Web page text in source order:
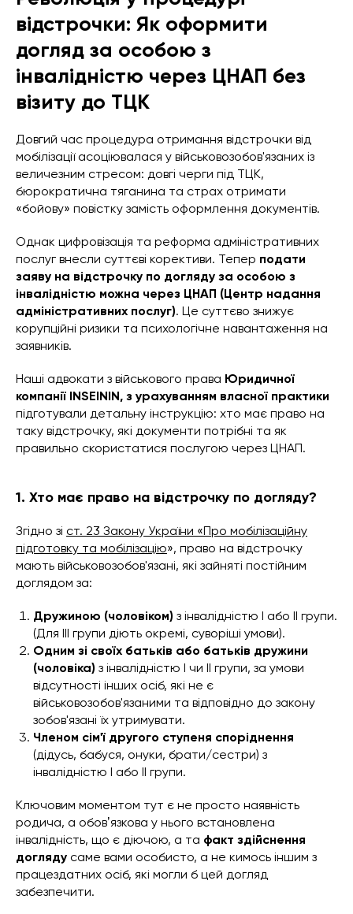
відстрочки: Як оформити
догляд за особою з
інвалідністю через ЦНАП без
візиту до ТЦК
Довгий час процедура отримання відстрочки від
мобілізації асоціювалася у військовозобов'язаних із
величезним стресом: довгі черги під ТЦК,
бюрократична тяганина та страх отримати
«бойову» повістку замість оформлення документів.
Однак цифровізація та реформа адміністративних
послуг внесли суттєві корективи. Тепер подати
заяву на відстрочку по догляду за особою з
інвалідністю можна через ЦНАП (Центр надання
адміністративних послуг). Це суттєво знижує
корупційні ризики та психологічне навантаження на
заявників.
Наші адвокати з військового права Юридичної
компанії INSEININ, з урахуванням власної практики
підготували детальну інструкцію: хто має право на
таку відстрочку, які документи потрібні та як
правильно скористатися послугою через ЦНАП.
1. Хто має право на відстрочку по догляду?
Згідно зі ст. 23 Закону України «Про мобілізаційну
підготовку та мобілізацію», право на відстрочку
мають військовозобов'язані, які зайняті постійним
доглядом за:
Дружиною (чоловіком) з інвалідністю I або II групи.
(Для III групи діють окремі, суворіші умови).
Одним зі своїх батьків або батьків дружини
(чоловіка) з інвалідністю I чи II групи, за умови
відсутності інших осіб, які не є
військовозобов'язаними та відповідно до закону
зобов'язані їх утримувати.
Членом сім'ї другого ступеня споріднення
(дідусь, бабуся, онуки, брати/сестри) з
інвалідністю I або II групи.
Ключовим моментом тут є не просто наявність
родича, а обовʼязкова у нього встановлена
інвалідність, що є діючою, а та факт здійснення
догляду саме вами особисто, а не кимось іншим з
працездатних осіб, які могли б цей догляд
забезпечити.